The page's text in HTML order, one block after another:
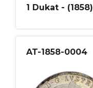
1 Dukat - (1858)
AT-1858-0004